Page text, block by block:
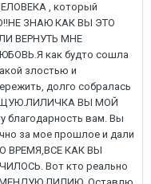
, который
ЗНАЮ КАК ВЫ ЭТО
ВЕРНУТЬ МНЕ
как будто сошла
злостью и
долго собралась
ВЫ МОЙ
благодарность вам. Вы
за мое прошлое и дали
ВРЕМЯ,ВСЕ КАК ВЫ
Вот кто реально